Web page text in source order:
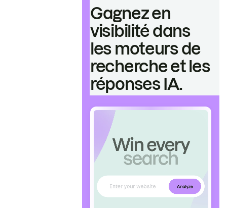
Gagnez en
visibilité dans
les moteurs de
recherche et les
réponses IA.